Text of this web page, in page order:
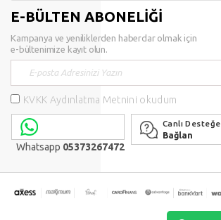
E-BÜLTEN ABONELİĞİ
Kampanya ve yeniliklerden haberdar olmak için
e-bültenimize kayıt olun.
KVKK Aydınlatma Metnini okudum
Whatsapp 05373267472
Canlı Desteğe
Bağlan